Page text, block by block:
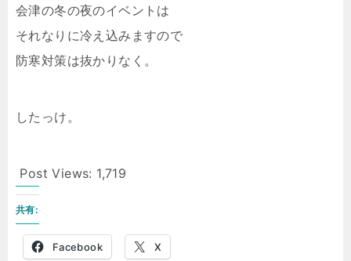
会津の冬の夜のイベントは
それなりに冷え込みますので
防寒対策は抜かりなく。
したっけ。
Post Views: 1,719
共有:
Facebook X